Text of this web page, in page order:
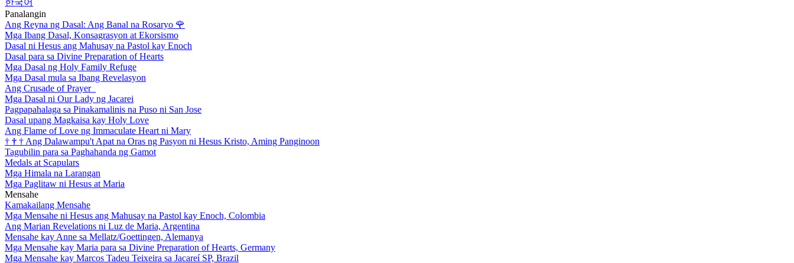
Panalangin
Ang Reyna ng Dasal: Ang Banal na Rosaryo 🌹
Mga Ibang Dasal, Konsagrasyon at Ekorsismo
Dasal ni Hesus ang Mahusay na Pastol kay Enoch
Dasal para sa Divine Preparation of Hearts
Mga Dasal ng Holy Family Refuge
Mga Dasal mula sa Ibang Revelasyon
Ang Crusade of Prayer
Mga Dasal ni Our Lady ng Jacarei
Pagpapahalaga sa Pinakamalinis na Puso ni San Jose
Dasal upang Magkaisa kay Holy Love
Ang Flame of Love ng Immaculate Heart ni Mary
† † † Ang Dalawampu't Apat na Oras ng Pasyon ni Hesus Kristo, Aming Panginoon
Tagubilin para sa Paghahanda ng Gamot
Medals at Scapulars
Mga Himala na Larangan
Mga Paglitaw ni Hesus at Maria
Mensahe
Kamakailang Mensahe
Mga Mensahe ni Hesus ang Mahusay na Pastol kay Enoch, Colombia
Ang Marian Revelations ni Luz de Maria, Argentina
Mensahe kay Anne sa Mellatz/Goettingen, Alemanya
Mga Mensahe kay Maria para sa Divine Preparation of Hearts, Germany
Mga Mensahe kay Marcos Tadeu Teixeira sa Jacareí SP, Brazil